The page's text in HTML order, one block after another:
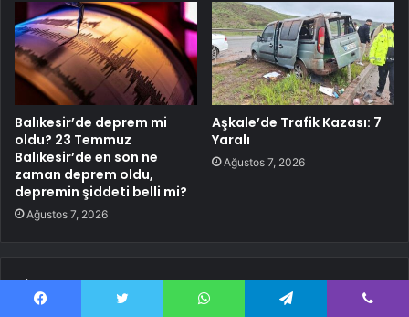
Balıkesir’de deprem mi
oldu? 23 Temmuz
Balıkesir’de en son ne
zaman deprem oldu,
depremin şiddeti belli mi?
Ağustos 7, 2026
Aşkale’de Trafik Kazası: 7
Yaralı
Ağustos 7, 2026
Bir yanıt yazın